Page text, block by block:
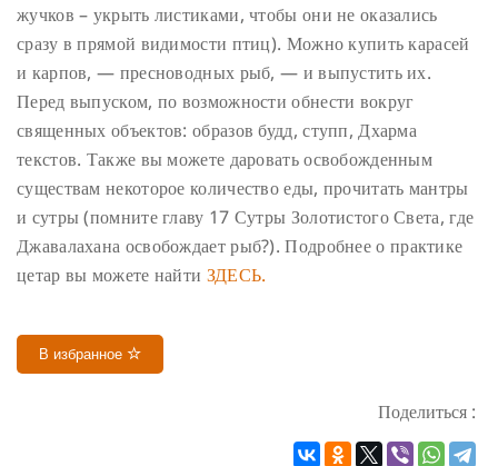
жучков – укрыть листиками, чтобы они не оказались
сразу в прямой видимости птиц). Можно купить карасей
и карпов, — пресноводных рыб, — и выпустить их.
Перед выпуском, по возможности обнести вокруг
священных объектов: образов будд, ступп, Дхарма
текстов. Также вы можете даровать освобожденным
существам некоторое количество еды, прочитать мантры
и сутры (помните главу 17 Сутры Золотистого Света, где
Джавалахана освобождает рыб?). Подробнее о практике
цетар вы можете найти ЗДЕСЬ.
В избранное
Поделиться :